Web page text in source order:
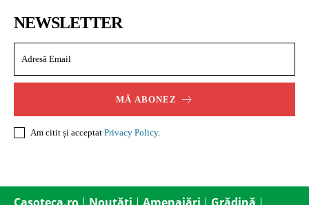
NEWSLETTER
MĂ ABONEZ
Am citit și acceptat Privacy Policy.